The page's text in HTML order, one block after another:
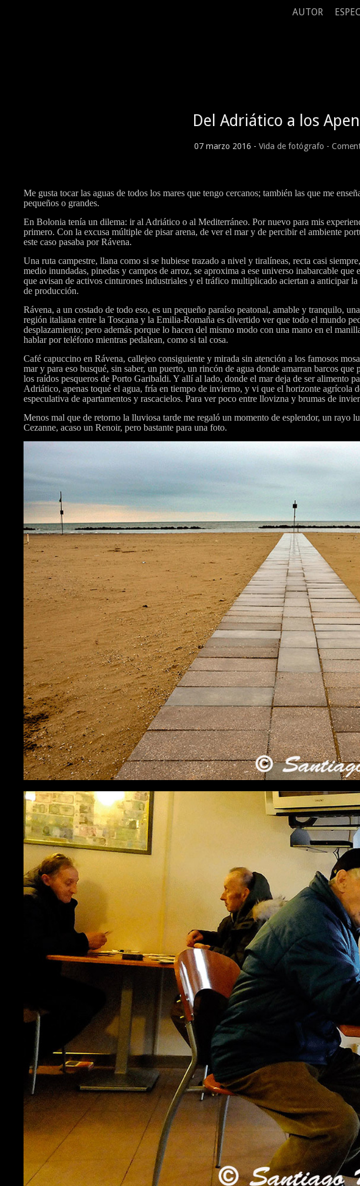
AUTOR
Del Adriático a los
07 marzo 2016 - Vida de fotógrafo -
Me gusta tocar las aguas de todos los mares que tengo cercanos; también las que me
pequeños o grandes.
En Bolonia tenía un dilema: ir al Adriático o al Mediterráneo. Por nuevo para mis
primero. Con la excusa múltiple de pisar arena, de ver el mar y de percibir el ambiente
este caso pasaba por Rávena.
Una ruta campestre, llana como si se hubiese trazado a nivel y tiralíneas, recta casi
medio inundadas, pinedas y campos de arroz, se aproxima a ese universo inabarcable
que avisan de activos cinturones industriales y el tráfico multiplicado aciertan a anticipar
de producción.
Rávena, a un costado de todo eso, es un pequeño paraíso peatonal, amable y tranquilo,
región italiana entre la Toscana y la Emilia-Romaña es divertido ver que todo el mundo
desplazamiento; pero además porque lo hacen del mismo modo con una mano en el
hablar por teléfono mientras pedalean, como si tal cosa.
Café capuccino en Rávena, callejeo consiguiente y mirada sin atención a los famosos
mar y para eso busqué, sin saber, un puerto, un rincón de agua donde amarran barcos
los raídos pesqueros de Porto Garibaldi. Y allí al lado, donde el mar deja de ser alimento
Adriático, apenas toqué el agua, fría en tiempo de invierno, y vi que el horizonte agrícola
especulativa de apartamentos y rascacielos. Para ver poco entre llovizna y brumas de
Menos mal que de retorno la lluviosa tarde me regaló un momento de esplendor, un rayo
Cezanne, acaso un Renoir, pero bastante para una foto.